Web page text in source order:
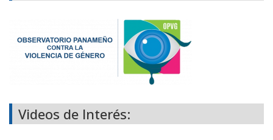
Videos de Interés: